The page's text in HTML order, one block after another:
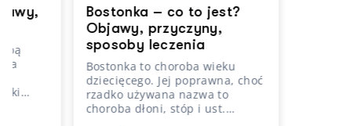
Bostonka – co to jest?
Objawy, przyczyny,
sposoby leczenia
Bostonka to choroba wieku
dziecięcego. Jej poprawna, choć
rzadko używana nazwa to
choroba dłoni, stóp i ust.